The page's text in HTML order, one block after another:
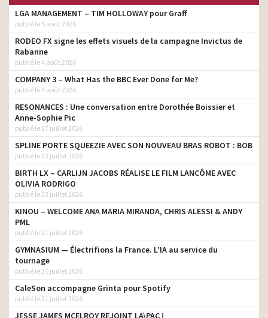
Citroen – DS4 Just Mat –
Système Pythagoricien
agence
Citroën – La chaise
agence
Orpi – Tanguy
Crédit Mutuel – Les
décisions
Citroën – DS3 loves Hitch-
pop
Acadomia – Le Bébé
agence
agence
Citroën – DS5
« l’Orchestre »
Krys – Le Casting – Avant
IL était Alain Delon
Citroën C4 – Shark
agence
Citroën C5 – Suspension
Darty – Voie Lactée
LGA MANAGEMENT – TIM HOLLOWAY pour Graff
publié le 5 août 2026
RODEO FX signe les effets visuels de la campagne Invictus de
Rabanne
publié le 4 août 2026
COMPANY 3 – What Has the BBC Ever Done for Me?
publié le 4 août 2026
RESONANCES : Une conversation entre Dorothée Boissier et
Anne-Sophie Pic
publié le 27 juillet 2026
SPLINE PORTE SQUEEZIE AVEC SON NOUVEAU BRAS ROBOT : BOB
publié le 23 juillet 2026
BIRTH LX – CARLIJN JACOBS RÉALISE LE FILM LANCÔME AVEC
OLIVIA RODRIGO
publié le 23 juillet 2026
KINOU – WELCOME ANA MARIA MIRANDA, CHRIS ALESSI & ANDY
PML
publié le 21 juillet 2026
GYMNASIUM — Électrifions la France. L’IA au service du
tournage
publié le 21 juillet 2026
CaleSon accompagne Grinta pour Spotify
publié le 21 juillet 2026
JESSE JAMES MCELROY REJOINT LA\PAC !